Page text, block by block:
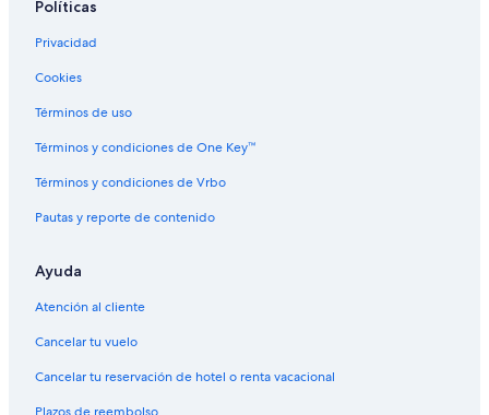
Políticas
Privacidad
Cookies
Términos de uso
Términos y condiciones de One Key™
Términos y condiciones de Vrbo
Pautas y reporte de contenido
Ayuda
Atención al cliente
Cancelar tu vuelo
Cancelar tu reservación de hotel o renta vacacional
Plazos de reembolso